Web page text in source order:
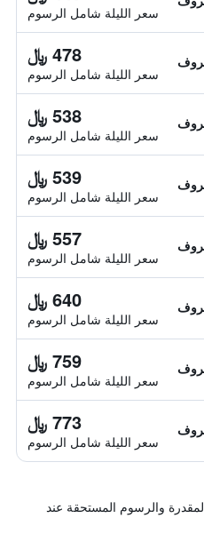
سعر الليلة شامل الرسوم
478 ﷼
سعر الليلة شامل الرسوم
538 ﷼
سعر الليلة شامل الرسوم
539 ﷼
سعر الليلة شامل الرسوم
557 ﷼
سعر الليلة شامل الرسوم
640 ﷼
سعر الليلة شامل الرسوم
759 ﷼
سعر الليلة شامل الرسوم
773 ﷼
سعر الليلة شامل الرسوم
والرسوم المستحقة عند